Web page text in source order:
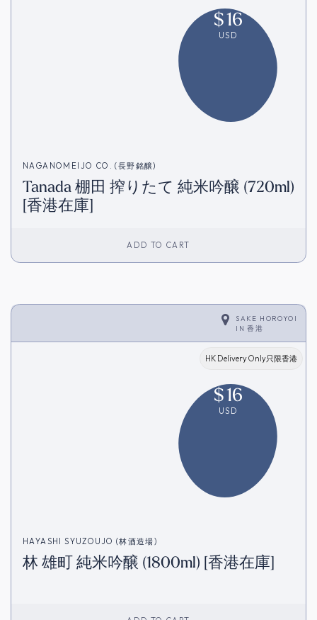
$16
USD
NAGANOMEIJO CO. (長野銘醸)
Tanada 棚田 搾りたて 純米吟醸 (720ml)
[香港在庫]
ADD TO CART
SAKE HOROYOI
IN香港
HK Delivery Only只限香港
$16
USD
HAYASHI SYUZOUJO (林酒造場)
林 雄町 純米吟醸 (1800ml) [香港在庫]